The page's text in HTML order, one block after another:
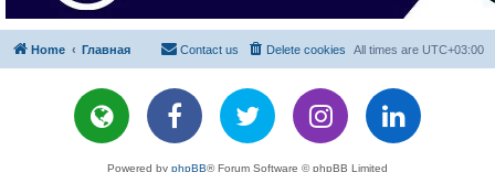
Home Главная All times are UTC+03:00
Delete cookies
Contact us
Powered by phpBB® Forum Software © phpBB Limited